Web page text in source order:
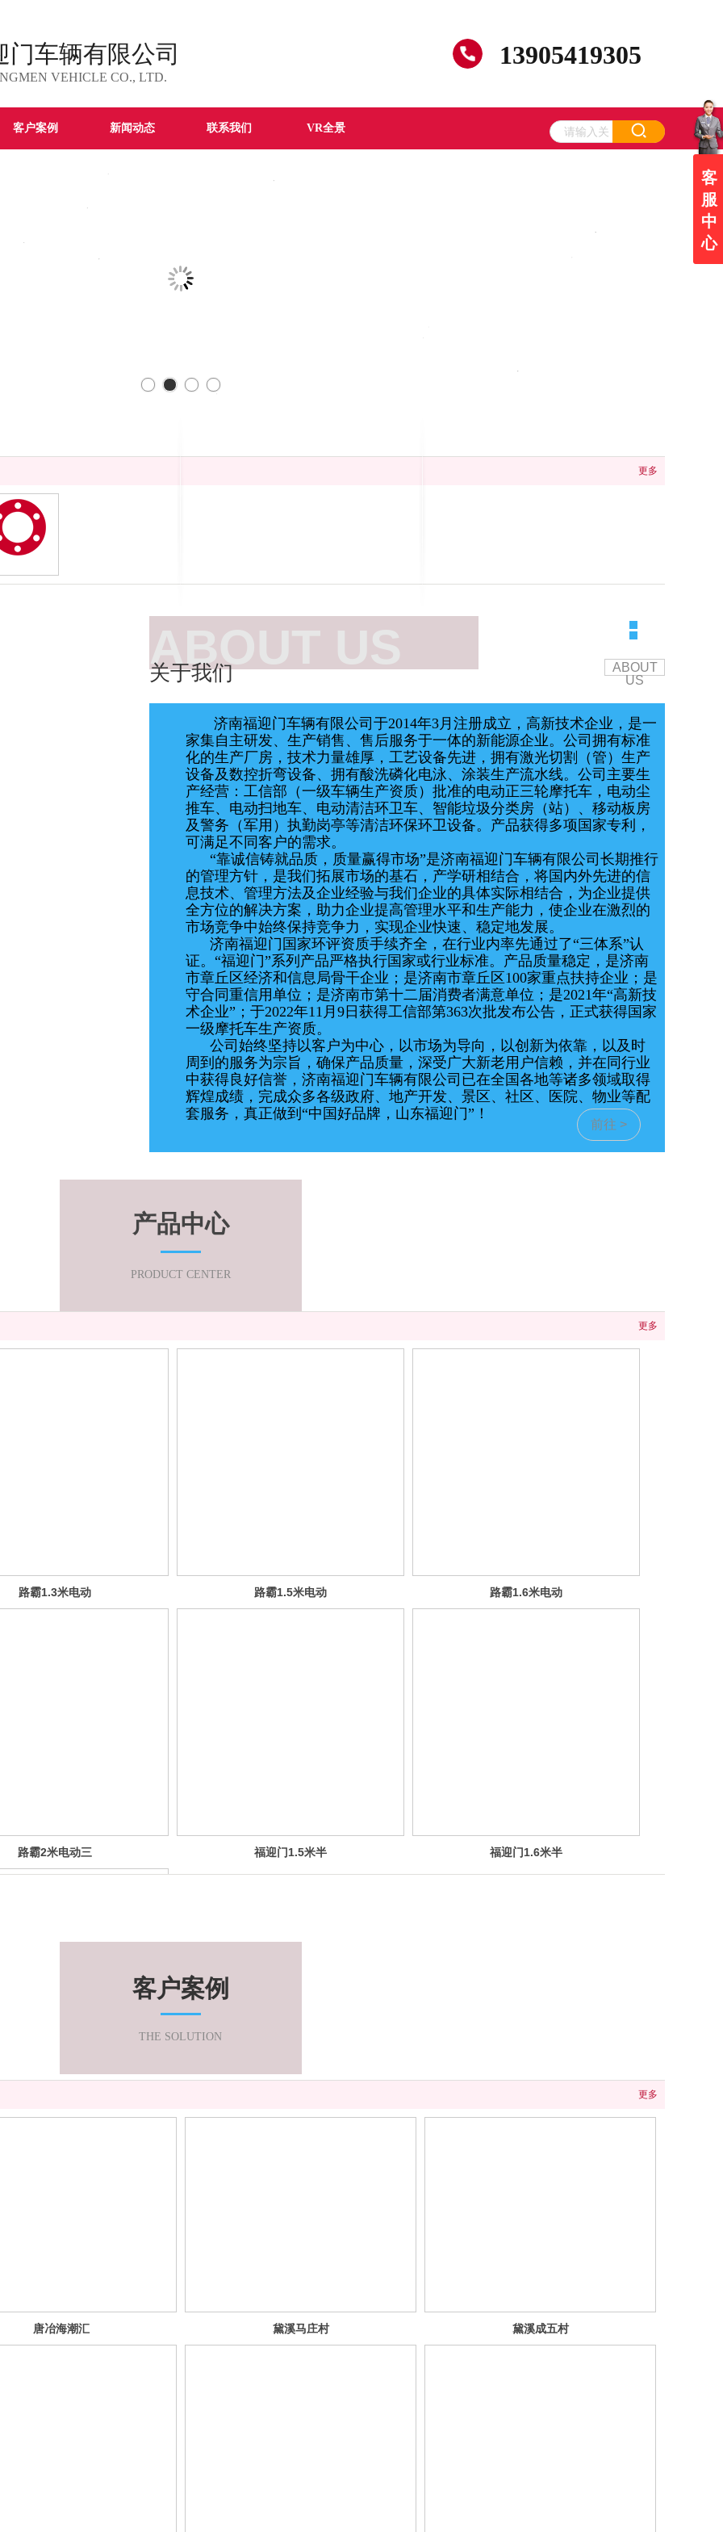
13905419305
门车辆有限公司
VEHICLE CO., LTD.
客户案例 新闻动态 联系我们 VR全景
更多
ABOUT US
济南福迎门车辆有限公司于2014年3月注册成立，高新技术企业，是一
家集自主研发、生产销售、售后服务于一体的新能源企业。公司拥有标准
化的生产厂房，技术力量雄厚，工艺设备先进，拥有激光切割（管）生产
设备及数控折弯设备、拥有酸洗磷化电泳、涂装生产流水线。公司主要生
产经营：工信部（一级车辆生产资质）批准的电动正三轮摩托车，电动尘
推车、电动扫地车、电动清洁环卫车、智能垃圾分类房（站）、移动板房
及警务（军用）执勤岗亭等清洁环保环卫设备。产品获得多项国家专利，
可满足不同客户的需求。
“靠诚信铸就品质，质量赢得市场”是济南福迎门车辆有限公司长期推行
的管理方针，是我们拓展市场的基石，产学研相结合，将国内外先进的信
息技术、管理方法及企业经验与我们企业的具体实际相结合，为企业提供
全方位的解决方案，助力企业提高管理水平和生产能力，使企业在激烈的
市场竞争中始终保持竞争力，实现企业快速、稳定地发展。
济南福迎门国家环评资质手续齐全，在行业内率先通过了“三体系”认
证。“福迎门”系列产品严格执行国家或行业标准。产品质量稳定，是济南
市章丘区经济和信息局骨干企业；是济南市章丘区100家重点扶持企业；是
守合同重信用单位；是济南市第十二届消费者满意单位；是2021年“高新技
术企业”；于2022年11月9日获得工信部第363次批发布公告，正式获得国家
一级摩托车生产资质。
公司始终坚持以客户为中心，以市场为导向，以创新为依靠，以及时
周到的服务为宗旨，确保产品质量，深受广大新老用户信赖，并在同行业
中获得良好信誉，济南福迎门车辆有限公司已在全国各地等诸多领域取得
辉煌成绩，完成众多各级政府、地产开发、景区、社区、医院、物业等配
套服务，真正做到“中国好品牌，山东福迎门”！
ABOUT
US
前往 >
关于我们
产品中心
PRODUCT CENTER
更多
路霸1.3米电动
三轮车
路霸1.5米电动
三轮车
路霸1.6米电动
三轮车
路霸2米电动三
轮车
福迎门1.5米半
福迎门1.6米半
客户案例
THE SOLUTION
更多
唐冶海潮汇 黛溪马庄村 黛溪成五村
客
服
中
心